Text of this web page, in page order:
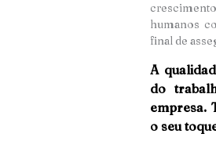
humanos
final de
A
do
empresa.
o seu